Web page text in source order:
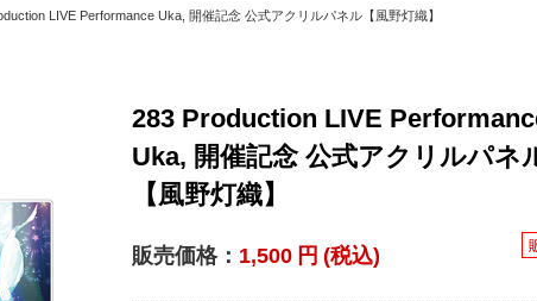
ヶ咲学園スクールアイドル同好会
LIVE Performance Uka, 開催記念 公式アクリルパネル【風野灯織】
283 Production LIVE
Uka, 開催記念 公式アクリルパネ
【風野灯織】
販売価格： 1,500 円 (税込)